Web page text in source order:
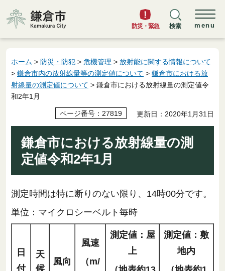
鎌倉市
防災・緊急 検索 menu
ホーム > 防災・防犯 > 危機管理 > 放射能に関する情報について
> 鎌倉市内の放射線量等の測定値について > 鎌倉市における放
射線量の測定値について > 鎌倉市における放射線量の測定値令
和2年1月
ページ番号：27819 更新日：2020年1月31日
鎌倉市における放射線量の測
定値令和2年1月
測定時間は特に断りのない限り、14時00分です。
単位：マイクロシーベルト毎時
日
付
天
候
風向
風速
（m/
測定値：屋
上
測定値：敷
地内